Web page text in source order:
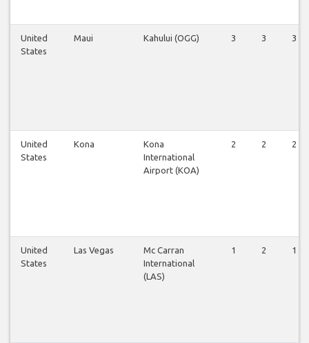
United
States
Maui Kahului (OGG) 3 3 3
United
States
Kona
Kona
International
Airport (KOA)
2 2 2
United
States
Las Vegas
Mc Carran
International
(LAS)
1 2 1